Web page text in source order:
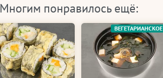
Многим понравилось ещё:
ВЕГЕТАРИАНСКОЕ